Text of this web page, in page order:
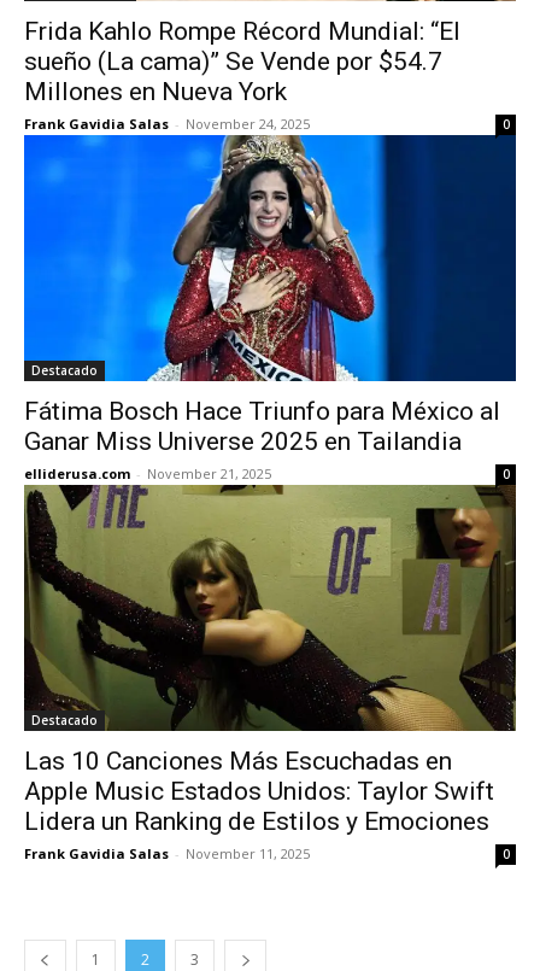
Frida Kahlo Rompe Récord Mundial: “El
sueño (La cama)” Se Vende por $54.7
Millones en Nueva York
Frank Gavidia Salas - November 24, 2025 0
Destacado
Fátima Bosch Hace Triunfo para México al
Ganar Miss Universe 2025 en Tailandia
elliderusa.com - November 21, 2025 0
Destacado
Las 10 Canciones Más Escuchadas en
Apple Music Estados Unidos: Taylor Swift
Lidera un Ranking de Estilos y Emociones
Frank Gavidia Salas - November 11, 2025 0
1 2 3